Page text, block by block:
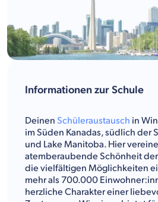
Informationen zur Schule
Deinen Schüleraustausch in
im Süden Kanadas, südlich der
und Lake Manitoba. Hier
atemberaubende Schönheit
die vielfältigen Möglichkeiten
mehr als 700.000
herzliche Charakter einer